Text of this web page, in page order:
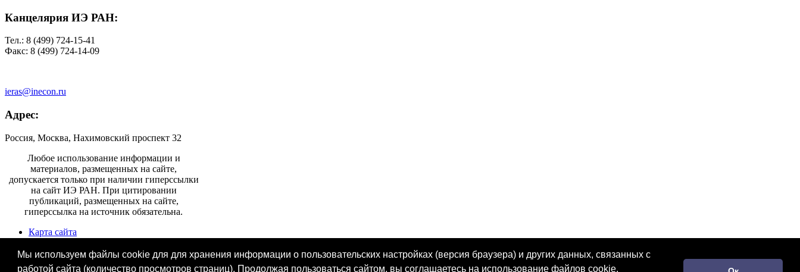
Мы используем файлы cookie для для хранения информации о пользовательских настройках (версия браузера) и других данных, связанных с
работой сайта (количество просмотров страниц). Продолжая пользоваться сайтом, вы соглашаетесь на использование файлов cookie.
Канцелярия ИЭ РАН:
Тел.: 8 (499) 724-15-41
Факс: 8 (499) 724-14-09
ieras@inecon.ru
Адрес:
Россия, Москва, Нахимовский проспект 32
Любое использование информации и
материалов, размещенных на сайте,
допускается только при наличии гиперссылки
на сайт ИЭ РАН. При цитировании
публикаций, размещенных на сайте,
гиперссылка на источник обязательна.
Карта сайта
Контактная информация